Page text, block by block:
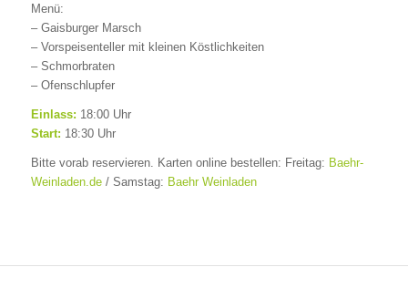
Menü:
– Gaisburger Marsch
– Vorspeisenteller mit kleinen Köstlichkeiten
– Schmorbraten
– Ofenschlupfer
Einlass: 18:00 Uhr
Start: 18:30 Uhr
Bitte vorab reservieren. Karten online bestellen: Freitag: Baehr-
Weinladen.de/ Samstag: Baehr Weinladen